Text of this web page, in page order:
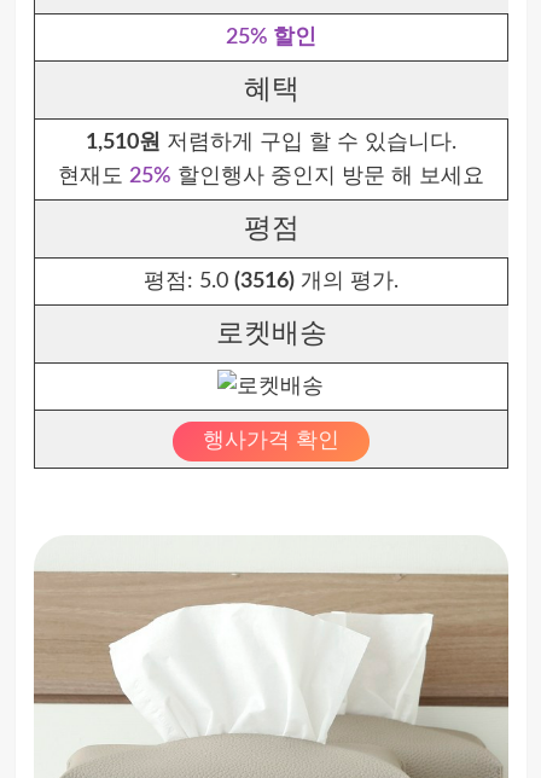
25% 할인
혜택
1,510원 저렴하게 구입 할 수 있습니다.
현재도 25% 할인행사 중인지 방문 해 보세요
평점
평점: 5.0 (3516)개의 평가.
로켓배송
행사가격 확인